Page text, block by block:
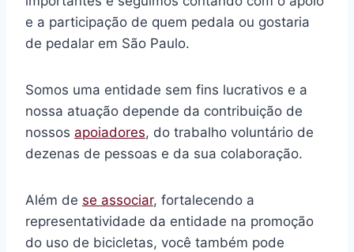
e a participação de quem pedala ou gostaria
de pedalar em São Paulo.
Somos uma entidade sem fins lucrativos e a
nossa atuação depende da contribuição de
nossos apoiadores, do trabalho voluntário de
dezenas de pessoas e da sua colaboração.
Além de se associar, fortalecendo a
representatividade da entidade na promoção
do uso de bicicletas, você também pode